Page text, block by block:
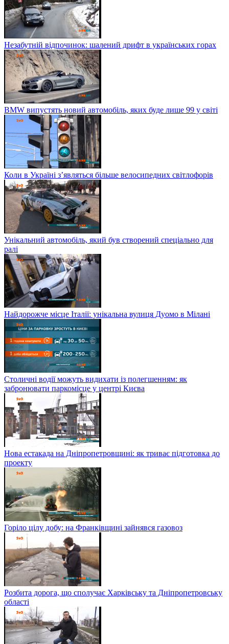
Незабутній відпочинок: шалений дрифт в українських горах
BMW випустять новий автомобіль, яких буде лише 99 у світі
Коли в Україні з’являться більше велосипедних світлофорів
Унікальний автомобіль, який був створений спеціально для
ралі
Найдорожче місце Італії: унікальна вулиця Дуомо в Мілані
Столичні водії можуть видихати із полегшенням: як
забронювати паркомісце у центрі Києва
Нова естакада на Дніпропетровщині: як триває підготовка до
проекту
Горіло цілу добу: на Франківщині зайнявся газовоз
Розбита дорога, що сполучає Харківську та Дніпропетровську
області